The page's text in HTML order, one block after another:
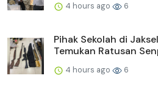
4 hours ago 6
Pihak Sekolah di
Temukan Ratusan
4 hours ago 6